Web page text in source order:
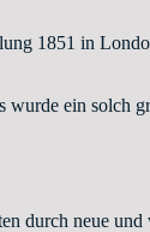
1851 in
ein solch
durch neue und